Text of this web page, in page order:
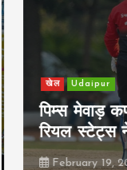
खेल Udaipur
पिम्स मेवाड़
रियल स्टेट्स ने
February 19,